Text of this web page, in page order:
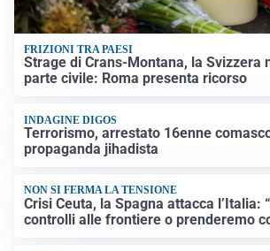
FRIZIONI TRA PAESI
Strage di Crans-Montana, la Svizzera
parte civile: Roma presenta ricorso
INDAGINE DIGOS
Terrorismo, arrestato 16enne
propaganda jihadista
NON SI FERMA LA TENSIONE
Crisi Ceuta, la Spagna attacca l’Italia:
controlli alle frontiere o prenderemo